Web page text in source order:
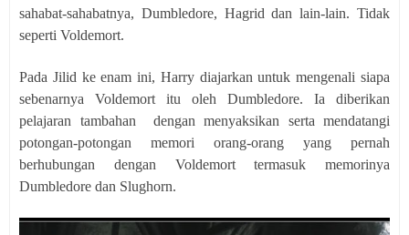
sahabat-sahabatnya, Dumbledore, Hagrid dan lain-lain. Tidak
seperti Voldemort.
Pada Jilid ke enam ini, Harry diajarkan untuk mengenali siapa
sebenarnya Voldemort itu oleh Dumbledore. Ia diberikan
pelajaran tambahan
dengan menyaksikan serta mendatangi
potongan-potongan memori orang-orang yang pernah
berhubungan dengan Voldemort termasuk memorinya
Dumbledore dan Slughorn.